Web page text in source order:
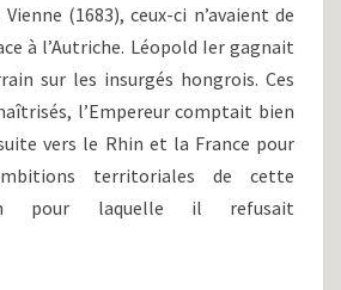
DU
PALATINAT
À
BÉVEZIERS
1690)
(1683), ceux-ci n’avaient de
à l’Autriche. Léopold Ier gagnait
sur les insurgés hongrois. Ces
l’Empereur comptait bien
vers le Rhin et la France pour
territoriales de cette
pour laquelle il refusait